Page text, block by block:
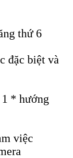
thứ 6
đặc biệt và
* hướng
việc